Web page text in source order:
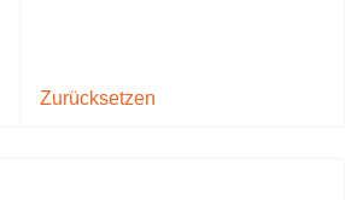
Zurücksetzen